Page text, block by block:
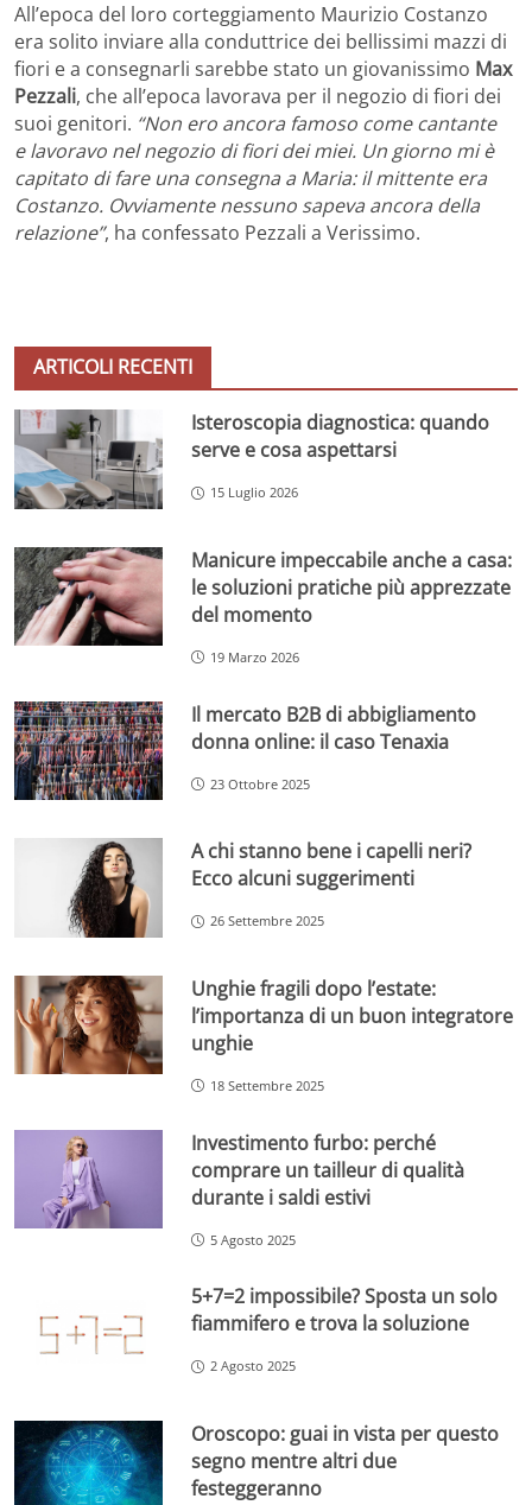
All’epoca del loro corteggiamento Maurizio Costanzo
era solito inviare alla conduttrice dei bellissimi mazzi di
fiori e a consegnarli sarebbe stato un giovanissimo Max
Pezzali, che all’epoca lavorava per il negozio di fiori dei
suoi genitori. “Non ero ancora famoso come cantante
e lavoravo nel negozio di fiori dei miei. Un giorno mi è
capitato di fare una consegna a Maria: il mittente era
Costanzo. Ovviamente nessuno sapeva ancora della
relazione”, ha confessato Pezzali a Verissimo.
ARTICOLI RECENTI
Isteroscopia diagnostica: quando
serve e cosa aspettarsi
15 Luglio 2026
Manicure impeccabile anche a casa:
le soluzioni pratiche più apprezzate
del momento
19 Marzo 2026
Il mercato B2B di abbigliamento
donna online: il caso Tenaxia
23 Ottobre 2025
A chi stanno bene i capelli neri?
Ecco alcuni suggerimenti
26 Settembre 2025
Unghie fragili dopo l’estate:
l’importanza di un buon integratore
unghie
18 Settembre 2025
Investimento furbo: perché
comprare un tailleur di qualità
durante i saldi estivi
5 Agosto 2025
5+7=2 impossibile? Sposta un solo
fiammifero e trova la soluzione
2 Agosto 2025
Oroscopo: guai in vista per questo
segno mentre altri due
festeggeranno